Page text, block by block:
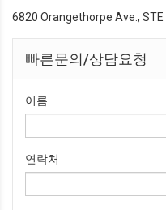
6820 Orangethorpe Ave.,
빠른문의/상담요청
이름
연락처